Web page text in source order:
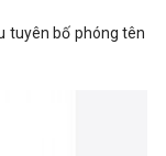
tuyên bố phóng tên